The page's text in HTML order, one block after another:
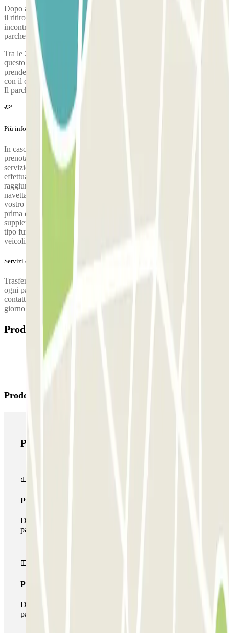
Dopo aver ritirato i tuoi bagagli, chiama il parcheggio per richiedere
il ritiro. Durante la chiamata, una persona confermerà il punto di
incontro nel terminal dell'aeroporto. Il numero di telefono del
parcheggio verrà fornito una volta effettuata la prenotazione.
Tra le 23.30 e le 5:00 non c’è il servizio di shuttle. Se arrivi in
questo orario, troverai la tua auto di fronte al parcheggio e potrai
prendere le tue chiavi dalla cassetta di sicurezza, che potrai aprire
con il codice che il parcheggio ti invierà all’ora di chiusura (23:30h).
Il parcheggio si trova a 4 minuti a piedi dall’aeroporto.
Più informazioni
In caso di ritardo (arrivo dopo l’orario indicato al momento della
prenotazione), vi preghiamo di contattare obbligatoriamente il
servizio navetta del parcheggio. Se lo desiderate, potrà essere
effettuato un controllo dello stato del veicolo. Il terminal è
raggiungibile in 6 minuti a piedi oppure in 4 minuti utilizzando la
navetta gratuita. Il parcheggio vi invierà un SMS per confermare il
vostro soggiorno. Vi preghiamo di contattare il servizio 10 minuti
prima dell’arrivo in aeroporto il giorno della partenza. È previsto un
supplemento di 2 € al giorno, da pagare in loco, per tutti i veicoli di
tipo furgone o minibus (Trafic, Transit, Viano, Transporter, ecc.). Per
veicoli di tipo Sprinter o equivalenti: 5 € al giorno.
Servizi extra (non inclusi nel prezzo)
Trasferimento incluso fino al Terminal per massimo 4 persone. Per
ogni passeggero in più, bisognerà pagare 5€ extra. Si prega di
contattare il servizio 10 minuti prima dell'arrivo in aeroporto il
giorno della partenza.
Prodotti disponibili
Prodotti di Parclick
Prodotti di Parclick
Pass unico
Durante il tuo soggiorno potrai entrare e uscire dal
parcheggio una sola volta
Pass multiparking
Durante il tuo soggiorno potrai usufruire dell'intera rete di
parcheggi disponibili su Parclick.